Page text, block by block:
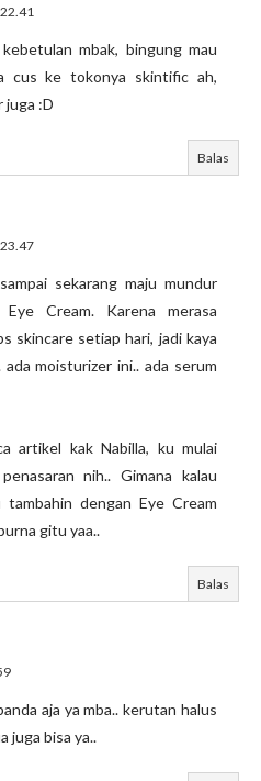
mbak, bingung mau
cus ke tokonya skintific ah,
juga :D
Balas
sekarang maju mundur
Cream. Karena merasa
skincare setiap hari, jadi kaya
ada moisturizer ini.. ada serum
artikel kak Nabilla, ku mulai
nih.. Gimana kalau
dengan Eye Cream
gitu yaa..
Balas
aja ya mba.. kerutan halus
juga bisa ya..